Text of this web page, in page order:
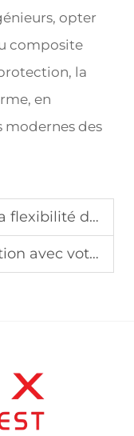
opter
composite
la
en
modernes des
d'essai pour les entreprises
de boîtiers en aluminium